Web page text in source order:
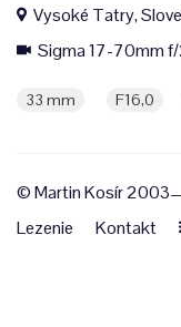
Vysoké Tatry,
Sigma 17-70mm
33 mm F16,0
© Martin Kosír
Lezenie
Kontakt